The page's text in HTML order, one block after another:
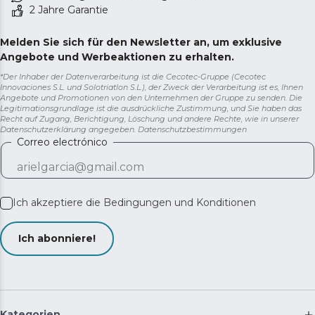
2 Jahre Garantie
Melden Sie sich für den Newsletter an, um exklusive
Angebote und Werbeaktionen zu erhalten.
*Der Inhaber der Datenverarbeitung ist die Cecotec-Gruppe (Cecotec
Innovaciones S.L. und Solotriatlon S.L.), der Zweck der Verarbeitung ist es, Ihnen
Angebote und Promotionen von den Unternehmen der Gruppe zu senden. Die
Legitimationsgrundlage ist die ausdrückliche Zustimmung, und Sie haben das
Recht auf Zugang, Berichtigung, Löschung und andere Rechte, wie in unserer
Datenschutzerklärung angegeben. Datenschutzbestimmungen
Correo electrónico
Ich akzeptiere die Bedingungen und Konditionen
Ich abonniere!